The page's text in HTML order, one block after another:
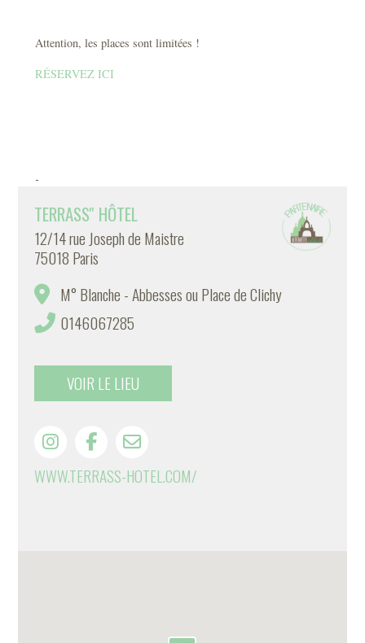
Attention, les places sont limitées !
RÉSERVEZ ICI
-
TERRASS'' HÔTEL
12/14 rue Joseph de Maistre
75018 Paris
M° Blanche - Abbesses ou Place de Clichy
0146067285
VOIR LE LIEU
WWW.TERRASS-HOTEL.COM/